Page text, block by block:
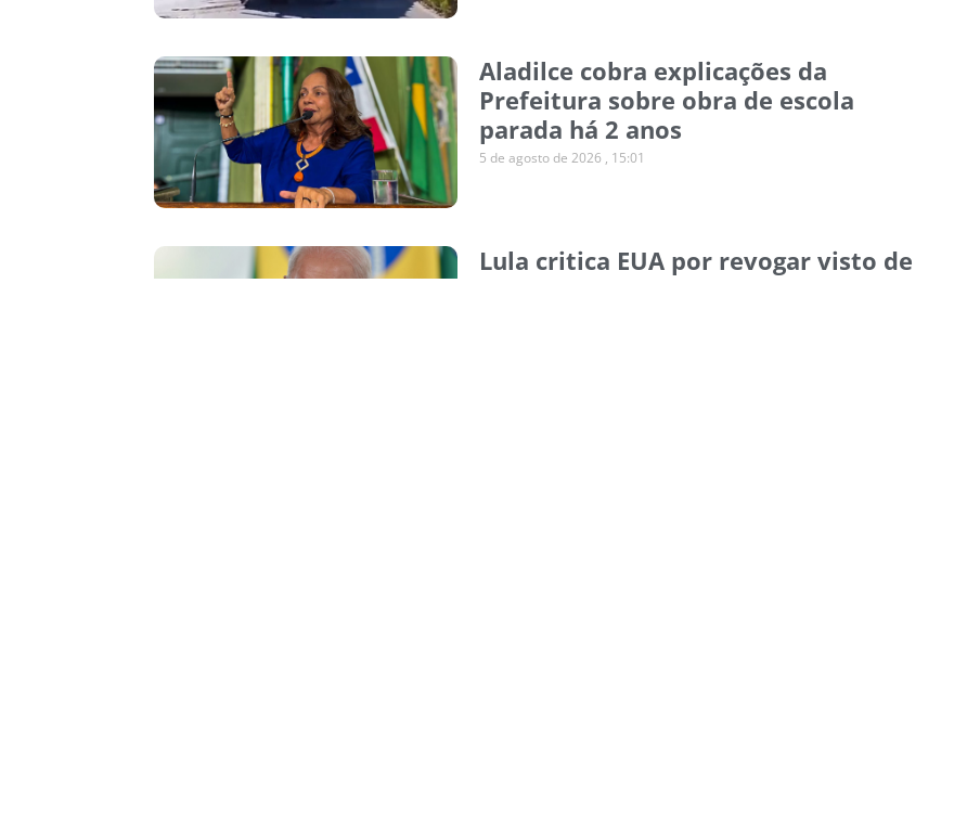
Aladilce cobra explicações da
Prefeitura sobre obra de escola
parada há 2 anos
5 de agosto de 2026 15:01
Lula critica EUA por revogar visto de